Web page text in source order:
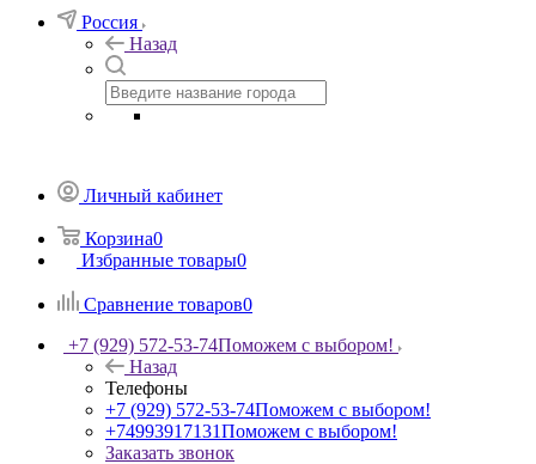
Россия
Назад
Личный кабинет
Корзина0
Избранные товары0
Сравнение товаров0
+7 (929) 572-53-74Поможем с выбором!
Назад
Телефоны
+7 (929) 572-53-74Поможем с выбором!
+74993917131Поможем с выбором!
Заказать звонок